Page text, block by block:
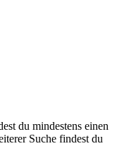
du mindestens einen
Suche findest du